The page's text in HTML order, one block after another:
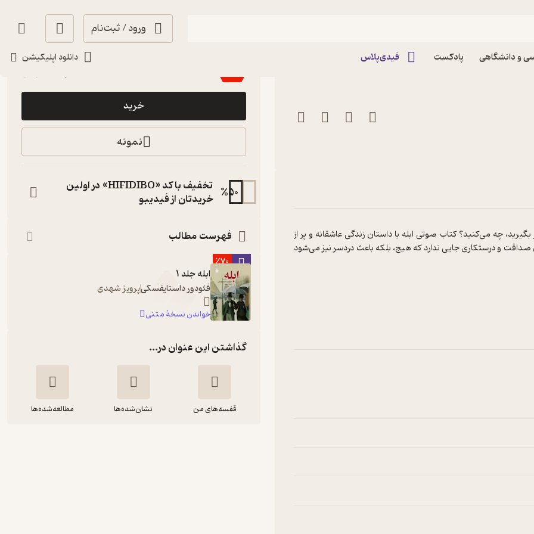
ورود / ثبت‌نام
و دانشگاهی پادکست فیدی‌پلاس دانلود اپلیکیشن داستایفسکی
چه می‌کنید؟ کتاب صوتی ابله با داستان زندگی عاشقانه و پر از
و درستکاری جایی ندارد که هیج، بلکه باعث دردسر نیز می‌شود
تعریف می‌کند که با رفتارهای ابلهانه و ساده‌دلانه خود و دیگران
این کتاب صوتی با ترجمه‌ی پرویز شهدی و گویندگی محمدرضا
و متفاوت را در ادبیات جهان به یادگار گذاشته است که هر کدام از
این تجربیات متفاوت تاثیر شگرفی بر آثار و افکار او گذاشته است.
جهان باعث شد تا یاد و نامش همواره در میان افراد جاودان باقی بماند.
٪10
315,000
خرید
نمونه
%50
تخفیف با کد «HIFIDIBO» در اولین
خریدتان از فیدیبو
فهرست مطالب
٪70
ابله جلد 1
فئودور داستایفسکیپرویز شهدی
خواندن نسخۀ متنی
گذاشتن این عنوان در...
قفسه‌های من نشان‌شده‌ها مطالعه‌شده‌ها